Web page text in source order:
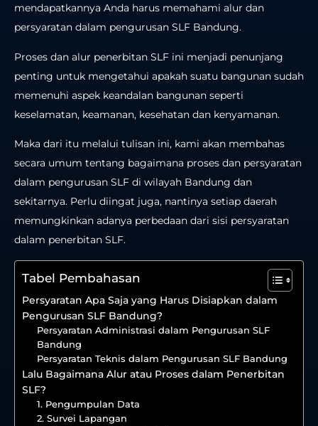
mendapatkannya Anda harus memahami alur dan
persyaratan dalam pengurusan SLF Bandung.
Proses dan alur penerbitan SLF ini menjadi penunjang
penting untuk mengetahui apakah suatu bangunan sudah
memenuhi aspek keandalan bangunan seperti
keselamatan, keamanan, kesehatan dan kenyamanan.
Maka dari itu melalui tulisan ini, kami akan membahas
secara umum tentang bagaimana proses dan persyaratan
dalam pengurusan SLF di wilayah Bandung dan
sekitarnya. Perlu diingat juga, nantinya setiap daerah
memungkinkan adanya perbedaan dari sisi persyaratan
dalam penerbitan SLF.
Tabel Pembahasan
Persyaratan Apa Saja yang Harus Disiapkan dalam
Pengurusan SLF Bandung?
Persyaratan Administrasi dalam Pengurusan SLF
Bandung
Persyaratan Teknis dalam Pengurusan SLF Bandung
Lalu Bagaimana Alur atau Proses dalam Penerbitan
SLF?
1. Pengumpulan Data
2. Survei Lapangan